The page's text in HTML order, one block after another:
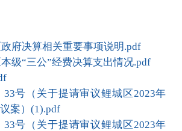
府决算相关重要事项说明.pdf
级“三公”经费决算支出情况.pdf
33号（关于提请审议鲤城区2023年
案）(1).pdf
33号（关于提请审议鲤城区2023年